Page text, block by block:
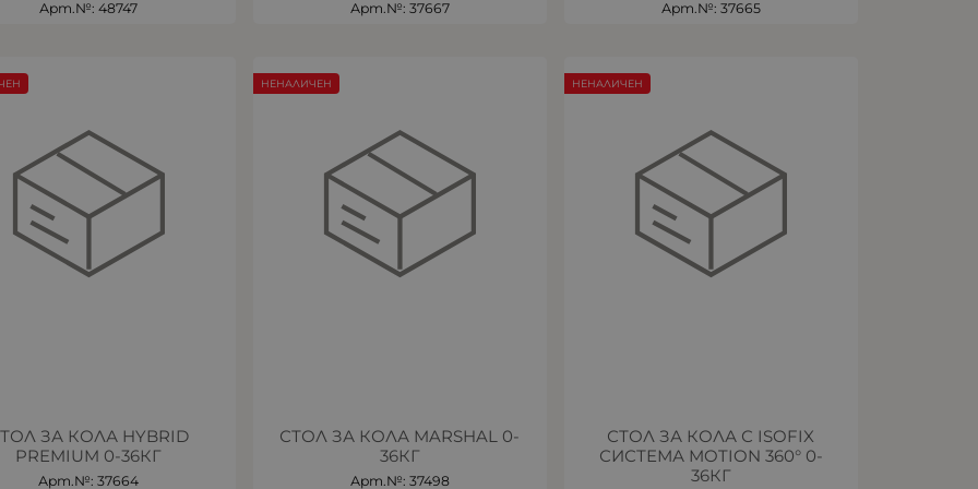
Арт.№: 48747 Арт.№: 37667 Арт.№: 37665
ЗА КОЛА HYBRID
PREMIUM 0-36КГ
Арт.№: 37664
СТОЛ ЗА КОЛА MARSHAL 0-
36КГ
Арт.№: 37498
НЕНАЛИЧЕН
СТОЛ ЗА КОЛА С ISOFIX
СИСТЕМА MOTION 360° 0-
36КГ
НЕНАЛИЧЕН